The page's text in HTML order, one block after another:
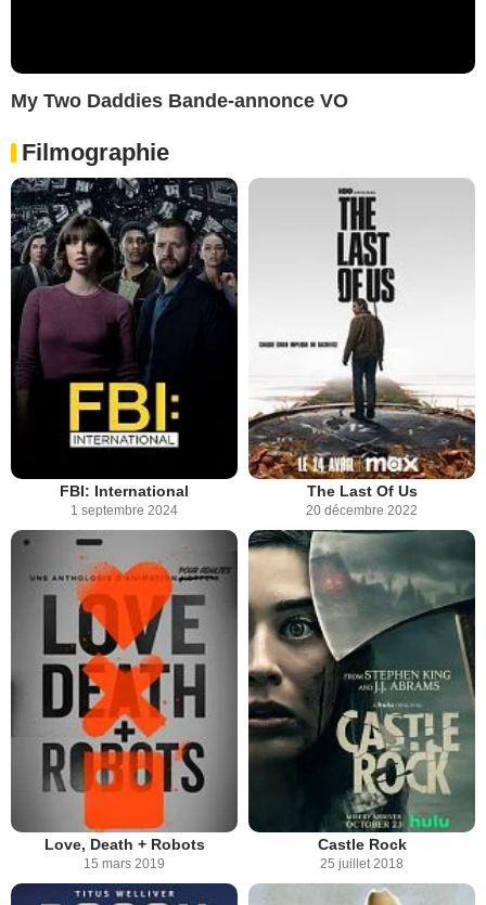
My Two Daddies Bande-annonce VO
Filmographie
FBI: International
1 septembre 2024
The Last Of Us
20 décembre 2022
Love, Death + Robots
15 mars 2019
Castle Rock
25 juillet 2018